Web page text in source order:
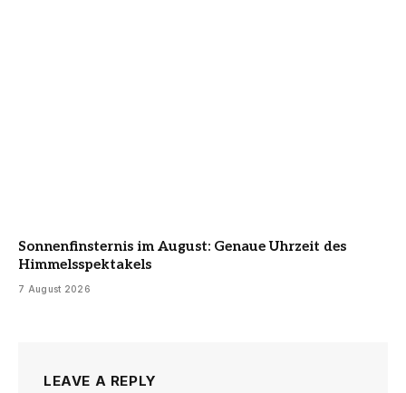
Sonnenfinsternis im August: Genaue Uhrzeit des
Himmelsspektakels
7 August 2026
LEAVE A REPLY